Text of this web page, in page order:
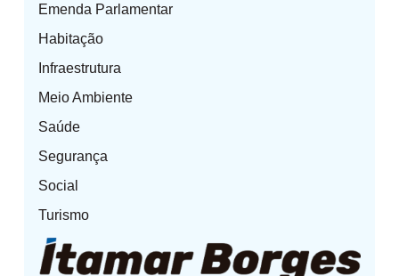
Emenda Parlamentar
Habitação
Infraestrutura
Meio Ambiente
Saúde
Segurança
Social
Turismo